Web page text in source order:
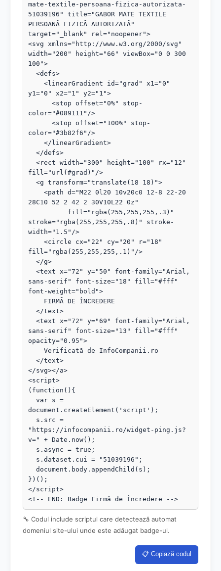
mate-textile-persoana-fizica-autorizata-
51039196" title="GABOR MATE TEXTILE
PERSOANĂ FIZICĂ AUTORIZATĂ"
target="_blank" rel="noopener">
<svg xmlns="http://www.w3.org/2000/svg"
width="200" height="66" viewBox="0 0 300
100">
y1="0" x2="1" y2="1">
color="#089111"/>
color="#3b82f6"/>
fill="url(#grad)"/>
28C10 52 2 42 2 30V10L22 0z"
stroke="rgba(255,255,255,.8)" stroke-
width="1.5"/>
fill="rgba(255,255,255,.1)"/>
sans-serif" font-size="18" fill="#fff"
font-weight="bold">
sans-serif" font-size="13" fill="#fff"
opacity="0.95">
</svg></a>
<script>
(function(){
document.createElement('script');
"https://infocompanii.ro/widget-ping.js?
v=" + Date.now();
})();
</script>
<!-- END: Badge Firmă de Încredere -->
🔧 Codul include scriptul care detectează automat
domeniul site-ului unde este adăugat badge-ul.
📋 Copiază codul